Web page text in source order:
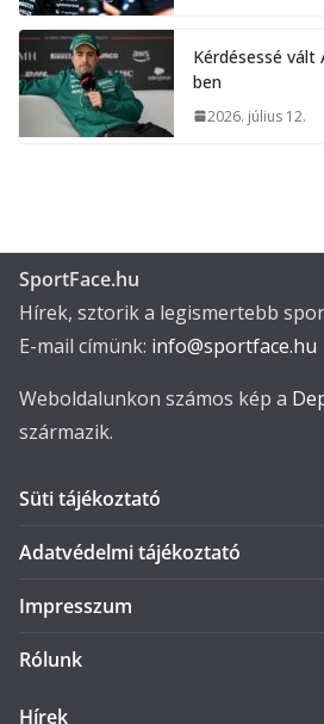
Kérdésessé vált
ben
2026. július 12.
SportFace.hu
Hírek, sztorik a legismertebb
E-mail címünk: info@sportface.hu
Weboldalunkon számos kép a
származik.
Süti tájékoztató
Adatvédelmi tájékoztató
Impresszum
Rólunk
Hírek